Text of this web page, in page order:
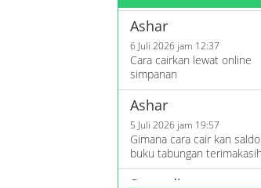
Ashar
Cara cairkan lewat online
simpanan
Ashar
Gimana cara cair kan saldo
buku tabungan terimakasih
Sunardi